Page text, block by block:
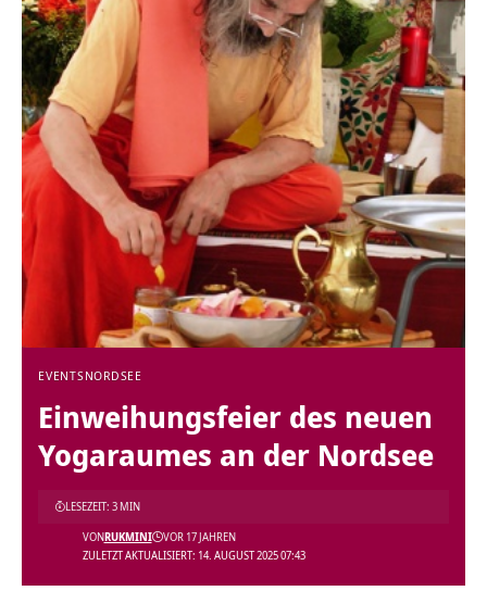
EVENTSNORDSEE
Einweihungsfeier des neuen
Yogaraumes an der Nordsee
ZULETZT AKTUALISIERT: 14. AUGUST 2025 07:43
VONRUKMINI VOR 17 JAHREN
LESEZEIT: 3 MIN